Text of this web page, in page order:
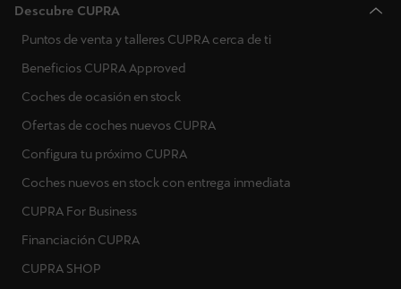
Descubre CUPRA
Puntos de venta y talleres CUPRA cerca de ti
Beneficios CUPRA Approved
Coches de ocasión en stock
Ofertas de coches nuevos CUPRA
Configura tu próximo CUPRA
Coches nuevos en stock con entrega inmediata
CUPRA For Business
Financiación CUPRA
CUPRA SHOP